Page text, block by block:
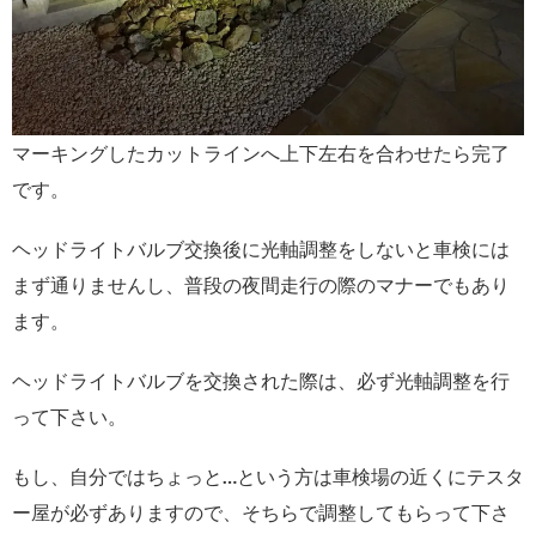
マーキングしたカットラインへ上下左右を合わせたら完了
です。
ヘッドライトバルブ交換後に光軸調整をしないと車検には
まず通りませんし、普段の夜間走行の際のマナーでもあり
ます。
ヘッドライトバルブを交換された際は、必ず光軸調整を行
って下さい。
もし、自分ではちょっと…という方は車検場の近くにテスタ
ー屋が必ずありますので、そちらで調整してもらって下さ